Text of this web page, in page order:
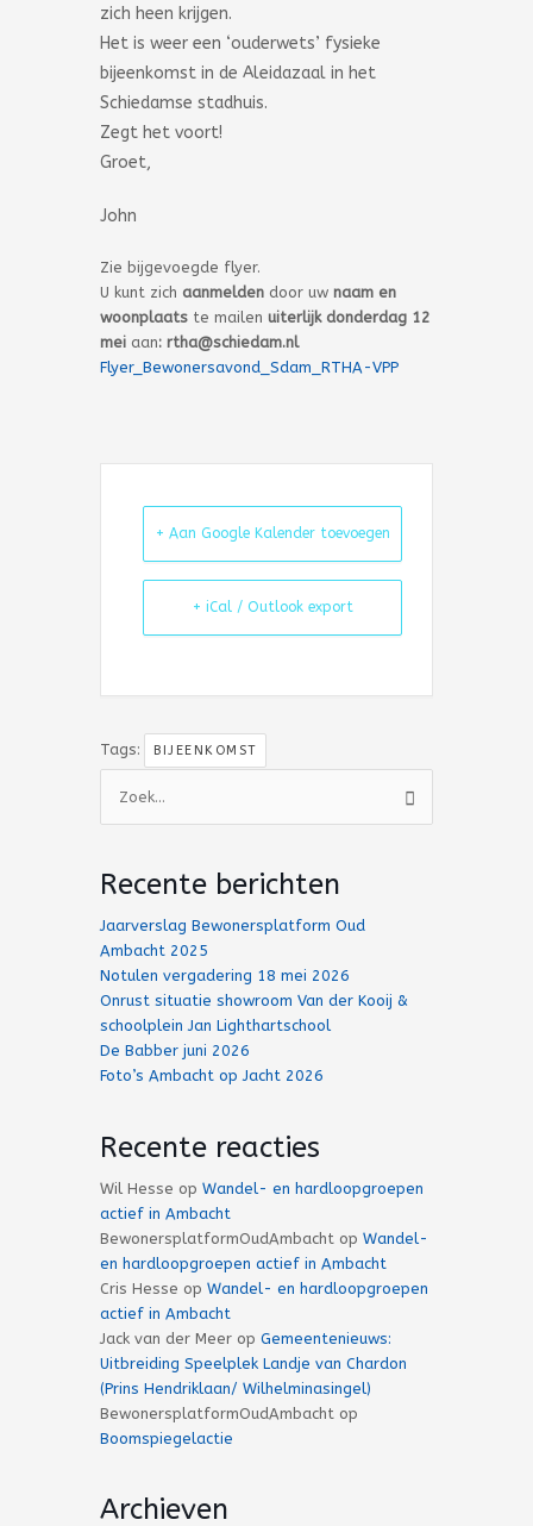
zich heen krijgen.
Het is weer een ‘ouderwets’ fysieke
bijeenkomst in de Aleidazaal in het
Schiedamse stadhuis.
Zegt het voort!
Groet,
John
Zie bijgevoegde flyer.
U kunt zich aanmelden door uw naam en
woonplaats te mailen uiterlijk donderdag 12
mei aan: rtha@schiedam.nl
Flyer_Bewonersavond_Sdam_RTHA-VPP
+ Aan Google Kalender toevoegen
+ iCal / Outlook export
Tags: BIJEENKOMST
Zoek
naar:
Recente berichten
Jaarverslag Bewonersplatform Oud
Ambacht 2025
Notulen vergadering 18 mei 2026
Onrust situatie showroom Van der Kooij &
schoolplein Jan Lighthartschool
De Babber juni 2026
Foto’s Ambacht op Jacht 2026
Recente reacties
Wil Hesse op Wandel- en hardloopgroepen
actief in Ambacht
BewonersplatformOudAmbacht op Wandel-
en hardloopgroepen actief in Ambacht
Cris Hesse op Wandel- en hardloopgroepen
actief in Ambacht
Jack van der Meer op Gemeentenieuws:
Uitbreiding Speelplek Landje van Chardon
(Prins Hendriklaan/ Wilhelminasingel)
BewonersplatformOudAmbacht op
Boomspiegelactie
Archieven